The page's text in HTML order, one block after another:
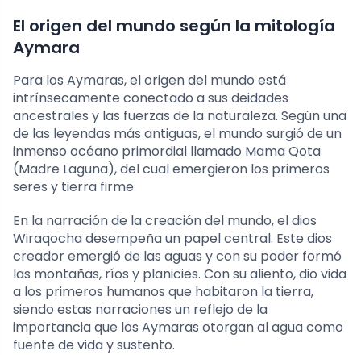
El origen del mundo según la mitología
Aymara
Para los Aymaras, el origen del mundo está
intrínsecamente conectado a sus deidades
ancestrales y las fuerzas de la naturaleza. Según una
de las leyendas más antiguas, el mundo surgió de un
inmenso océano primordial llamado Mama Qota
(Madre Laguna), del cual emergieron los primeros
seres y tierra firme.
En la narración de la creación del mundo, el dios
Wiraqocha desempeña un papel central. Este dios
creador emergió de las aguas y con su poder formó
las montañas, ríos y planicies. Con su aliento, dio vida
a los primeros humanos que habitaron la tierra,
siendo estas narraciones un reflejo de la
importancia que los Aymaras otorgan al agua como
fuente de vida y sustento.